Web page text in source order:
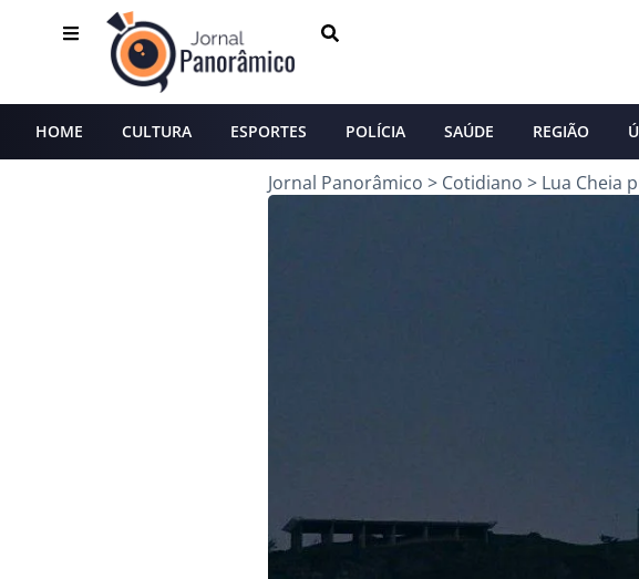
HOME CULTURA ESPORTES POLÍCIA SAÚDE REGIÃO
Jornal Panorâmico > Cotidiano > Lua Cheia